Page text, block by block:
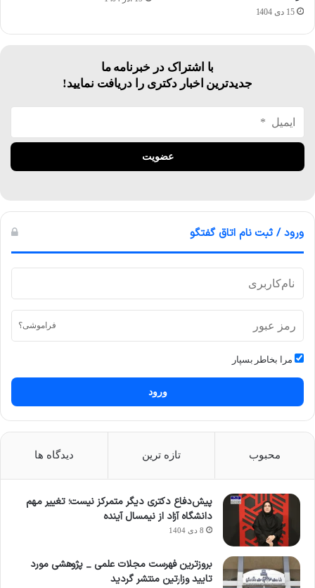
15 دی 1404
با اشتراک در خبرنامه ما
جدیدترین اخبار دکتری را دریافت نمایید!
ورود / ثبت نام اتاق گفتگو
فراموشی؟
مرا بخاطر بسپار
ورود
محبوب تازه ترین دیدگاه ها
پیش‌دفاع دکتری دیگر متمرکز نیست؛ تغییر مهم
دانشگاه آزاد از نیمسال آینده
8 دی 1404
بروزترین فهرست مجلات علمی _ پژوهشی مورد
تایید وزارتین منتشر گردید